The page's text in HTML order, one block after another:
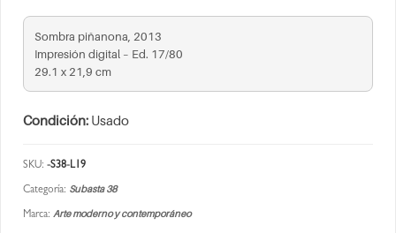
Sombra piñanona, 2013
Impresión digital – Ed. 17/80
29.1 x 21,9 cm
Condición: Usado
SKU: -S38-L19
Categoría: Subasta 38
Marca: Arte moderno y contemporáneo